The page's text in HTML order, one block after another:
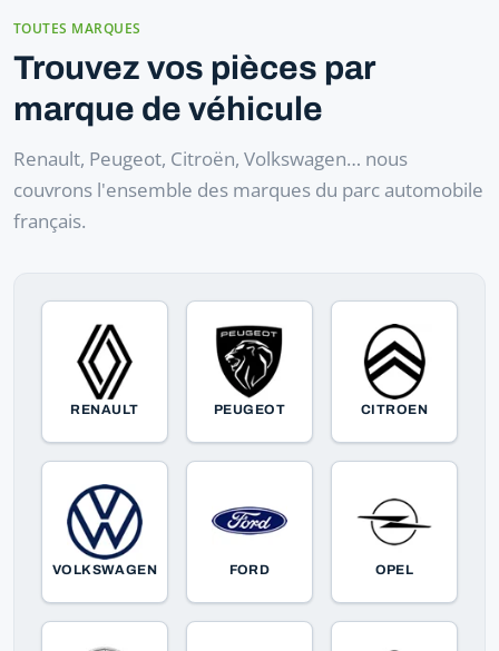
TOUTES MARQUES
Trouvez vos pièces par
marque de véhicule
Renault, Peugeot, Citroën, Volkswagen… nous
couvrons l'ensemble des marques du parc automobile
français.
RENAULT PEUGEOT CITROEN
VOLKSWAGEN FORD OPEL